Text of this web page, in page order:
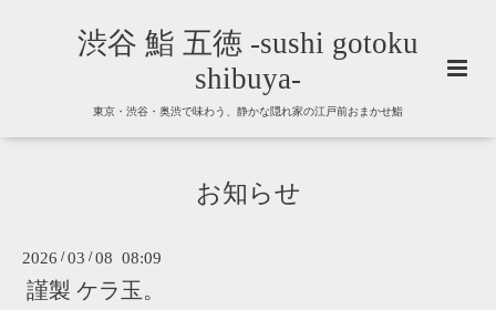
渋谷 鮨 五徳 -sushi gotoku
shibuya-
東京・渋谷・奥渋で味わう、静かな隠れ家の江戸前おまかせ鮨
お知らせ
2026 /03 /08 08:09
謹製 ケラ玉。